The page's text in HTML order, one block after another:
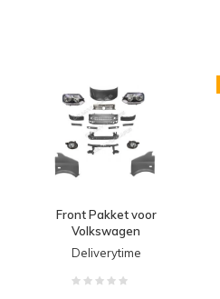
Front Pakket voor
Volkswagen
Transporter T5
Deliverytime